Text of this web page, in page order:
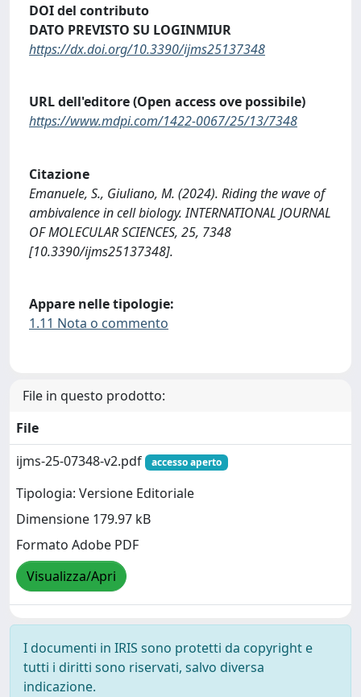
DOI del contributo
DATO PREVISTO SU LOGINMIUR
https://dx.doi.org/10.3390/ijms25137348
URL dell'editore (Open access ove possibile)
https://www.mdpi.com/1422-0067/25/13/7348
Citazione
Emanuele, S., Giuliano, M. (2024). Riding the wave of
ambivalence in cell biology. INTERNATIONAL JOURNAL
OF MOLECULAR SCIENCES, 25, 7348
[10.3390/ijms25137348].
Appare nelle tipologie:
1.11 Nota o commento
File in questo prodotto:
File
ijms-25-07348-v2.pdf
accesso aperto
Tipologia: Versione Editoriale
Dimensione 179.97 kB
Formato Adobe PDF
Visualizza/Apri
I documenti in IRIS sono protetti da copyright e
tutti i diritti sono riservati, salvo diversa
indicazione.